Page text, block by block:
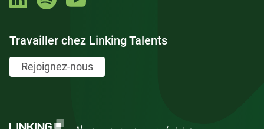
Travailler chez Linking Talents
Rejoignez-nous